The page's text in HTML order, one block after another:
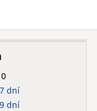
dní
dní